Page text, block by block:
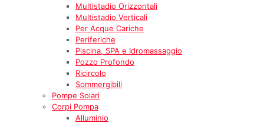
Multistadio Orizzontali
Multistadio Verticali
Per Acque Cariche
Periferiche
Piscina, SPA e Idromassaggio
Pozzo Profondo
Ricircolo
Sommergibili
Pompe Solari
Corpi Pompa
Alluminio